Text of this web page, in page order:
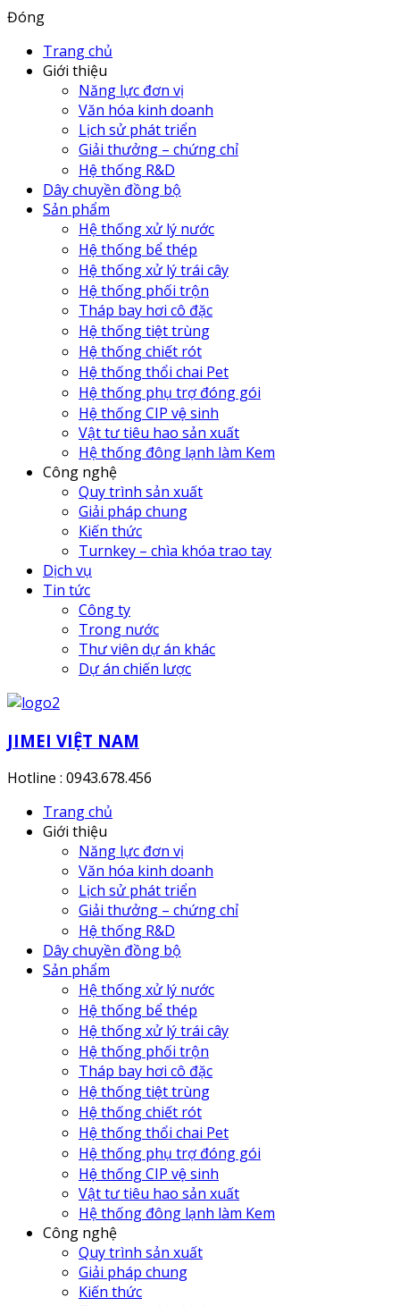
Đóng
Trang chủ
Giới thiệu
Năng lực đơn vị
Văn hóa kinh doanh
Lịch sử phát triển
Giải thưởng – chứng chỉ
Hệ thống R&D
Dây chuyền đồng bộ
Sản phẩm
Hệ thống xử lý nước
Hệ thống bể thép
Hệ thống xử lý trái cây
Hệ thống phối trộn
Tháp bay hơi cô đặc
Hệ thống tiệt trùng
Hệ thống chiết rót
Hệ thống thổi chai Pet
Hệ thống phụ trợ đóng gói
Hệ thống CIP vệ sinh
Vật tư tiêu hao sản xuất
Hệ thống đông lạnh làm Kem
Công nghệ
Quy trình sản xuất
Giải pháp chung
Kiến thức
Turnkey – chìa khóa trao tay
Dịch vụ
Tin tức
Công ty
Trong nước
Thư viên dự án khác
Dự án chiến lược
JIMEI VIỆT NAM
Hotline : 0943.678.456
Trang chủ
Giới thiệu
Năng lực đơn vị
Văn hóa kinh doanh
Lịch sử phát triển
Giải thưởng – chứng chỉ
Hệ thống R&D
Dây chuyền đồng bộ
Sản phẩm
Hệ thống xử lý nước
Hệ thống bể thép
Hệ thống xử lý trái cây
Hệ thống phối trộn
Tháp bay hơi cô đặc
Hệ thống tiệt trùng
Hệ thống chiết rót
Hệ thống thổi chai Pet
Hệ thống phụ trợ đóng gói
Hệ thống CIP vệ sinh
Vật tư tiêu hao sản xuất
Hệ thống đông lạnh làm Kem
Công nghệ
Quy trình sản xuất
Giải pháp chung
Kiến thức